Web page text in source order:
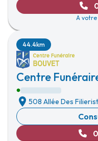
A
Centre
44.4km
508 Allée Des